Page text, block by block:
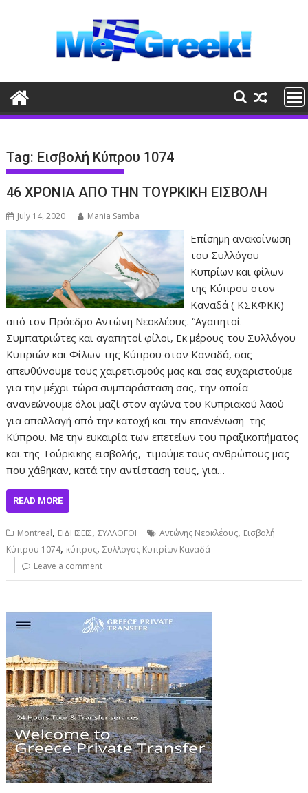
Tag: Εισβολή Κύπρου 1074
46 ΧΡΟΝΙΑ ΑΠΟ ΤΗΝ ΤΟΥΡΚΙΚΗ ΕΙΣΒΟΛΗ
July 14, 2020 Mania Samba
Eπίσημη ανακοίνωση
του Συλλόγου
Κυπρίων και φίλων
της Κύπρου στον
Καναδά ( ΚΣΚΦΚΚ)
από τον Πρόεδρο Αντώνη Νεοκλέους. “Αγαπητοί
Συμπατριώτες και αγαπητοί φίλοι, Εκ μέρους του Συλλόγου
Κυπριών και Φίλων της Κύπρου στον Καναδά, σας
απευθύνουμε τους χαιρετισμούς μας και σας ευχαριστούμε
για την μέχρι τώρα συμπαράσταση σας, την οποία
ανανεώνουμε όλοι μαζί στον αγώνα του Κυπριακού λαού
για απαλλαγή από την κατοχή και την επανένωση της
Κύπρου. Με την ευκαιρία των επετείων του πραξικοπήματος
και της Τούρκικης εισβολής, τιμούμε τους ανθρώπους μας
που χάθηκαν, κατά την αντίσταση τους, για…
READ MORE
Montreal, ΕΙΔΗΣΕΙΣ,ΣΥΛΛΟΓΟΙ Αντώνης Νεοκλέους, Εισβολή
Κύπρου 1074, κύπρος,Συλλογος Κυπρίων Καναδά
Leave a comment